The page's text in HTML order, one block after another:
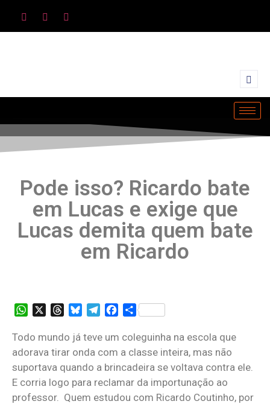
Pode isso? Ricardo bate
em Lucas e exige que
Lucas demita quem bate
em Ricardo
WhatsAppThreadsBlueskyTelegramFacebook
Share
Todo mundo já teve um coleguinha na escola que
adorava tirar onda com a classe inteira, mas não
suportava quando a brincadeira se voltava contra ele.
E corria logo para reclamar da importunação ao
professor. Quem estudou com Ricardo Coutinho, por